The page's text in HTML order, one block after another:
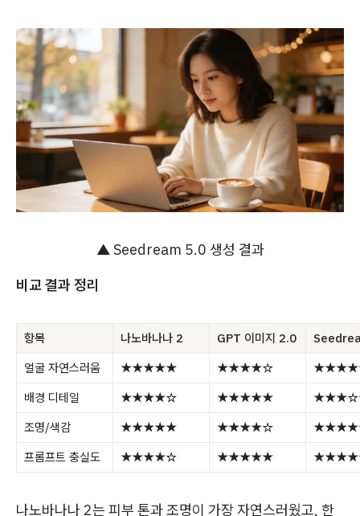
▲ Seedream 5.0 생성 결과
비교 결과 정리
항목 나노바나나 2 GPT 이미지 2.0
얼굴 자연스러움
★★★★★ ★★★★☆
배경 디테일
★★★★☆ ★★★★★
조명/색감
★★★★★ ★★★★☆
프롬프트 충실도
★★★★☆ ★★★★★
나노바나나 2는 피부 톤과 조명이 가장 자연스러웠고, 한